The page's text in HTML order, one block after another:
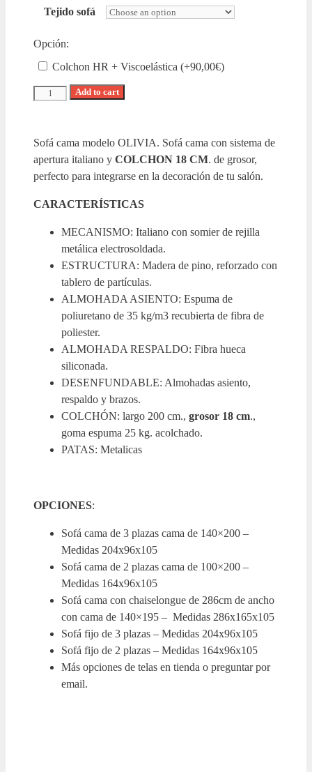
Tejido sofá
Opción:
Colchon HR + Viscoelástica (+90,00€)
Add to cart
Sofá cama modelo OLIVIA. Sofá cama con sistema de
apertura italiano y COLCHON 18 CM. de grosor,
perfecto para integrarse en la decoración de tu salón.
CARACTERÍSTICAS
MECANISMO: Italiano con somier de rejilla
metálica electrosoldada.
ESTRUCTURA: Madera de pino, reforzado con
tablero de partículas.
ALMOHADA ASIENTO: Espuma de
poliuretano de 35 kg/m3 recubierta de fibra de
poliester.
ALMOHADA RESPALDO: Fibra hueca
siliconada.
DESENFUNDABLE: Almohadas asiento,
respaldo y brazos.
COLCHÓN: largo 200 cm., grosor 18 cm.,
goma espuma 25 kg. acolchado.
PATAS: Metalicas
OPCIONES:
Sofá cama de 3 plazas cama de 140×200 –
Medidas 204x96x105
Sofá cama de 2 plazas cama de 100×200 –
Medidas 164x96x105
Sofá cama con chaiselongue de 286cm de ancho
con cama de 140×195 – Medidas 286x165x105
Sofá fijo de 3 plazas – Medidas 204x96x105
Sofá fijo de 2 plazas – Medidas 164x96x105
Más opciones de telas en tienda o preguntar por
email.